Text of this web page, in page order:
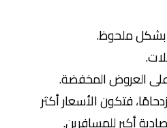
بشكل ملحوظ.
العروض المخفضة.
فتكون الأسعار أكثر
أكبر للمسافرين.